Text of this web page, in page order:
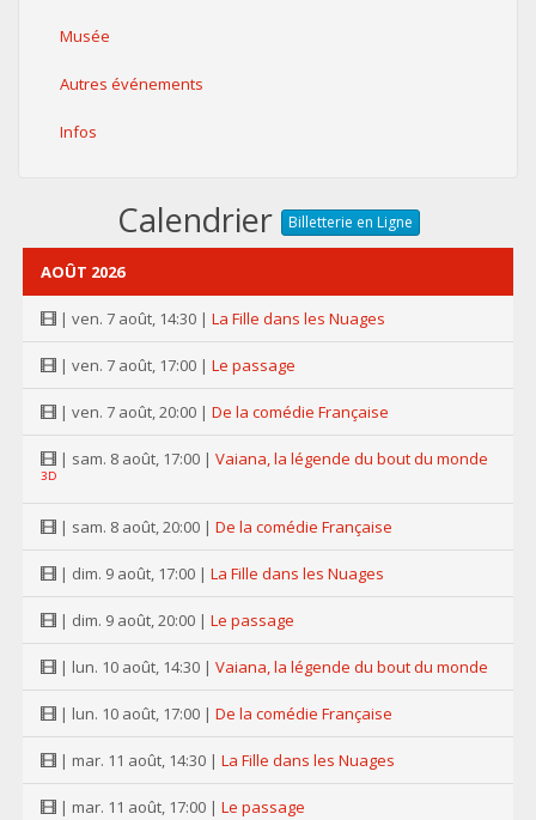
Musée
Autres événements
Infos
Calendrier Billetterie en Ligne
AOÛT 2026
| ven. 7 août, 14:30 | La Fille dans les Nuages
| ven. 7 août, 17:00 | Le passage
| ven. 7 août, 20:00 | De la comédie Française
| sam. 8 août, 17:00 | Vaiana, la légende du bout du monde
3D
| sam. 8 août, 20:00 | De la comédie Française
| dim. 9 août, 17:00 | La Fille dans les Nuages
| dim. 9 août, 20:00 | Le passage
| lun. 10 août, 14:30 | Vaiana, la légende du bout du monde
| lun. 10 août, 17:00 | De la comédie Française
| mar. 11 août, 14:30 | La Fille dans les Nuages
| mar. 11 août, 17:00 | Le passage